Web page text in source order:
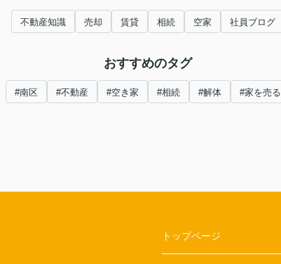
不動産知識 売却 賃貸 相続 空家 社員ブログ
おすすめのタグ
#南区 #不動産 #空き家 #相続 #解体 #家を売る
トップページ